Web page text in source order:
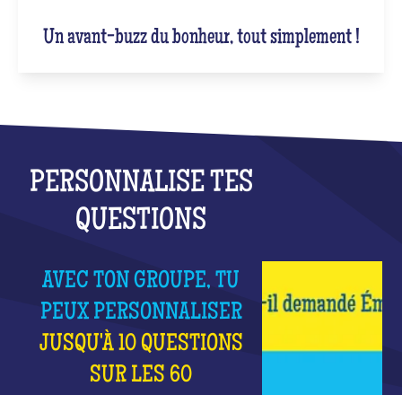
Un avant-buzz du bonheur, tout simplement !
PERSONNALISE TES
QUESTIONS
AVEC TON GROUPE, TU
PEUX PERSONNALISER
JUSQU'À 10 QUESTIONS
SUR LES 60